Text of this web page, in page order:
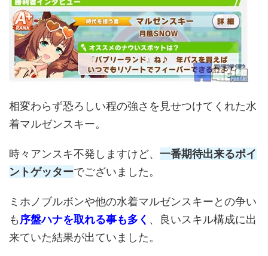
相変わらず恐ろしい程の強さを見せつけてくれた水
着マルゼンスキー。
時々アンスキ不発しますけど、 一番期待出来るポイ
ントゲッターでございました。
ミホノブルボンや他の水着マルゼンスキーとの争い
も 序盤ハナを取れる事も多く 、良いスキル構成に出
来ていた結果が出ていました。